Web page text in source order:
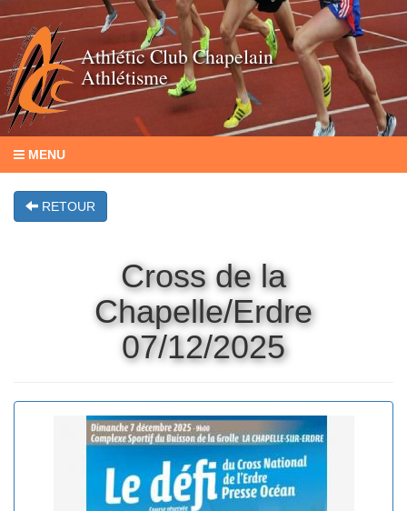
Athlétic Club Chapelain
Athlétisme
MENU
RETOUR
Cross de la
Chapelle/Erdre
07/12/2025